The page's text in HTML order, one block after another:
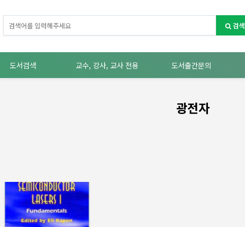
검색
도서검색 교수, 강사, 교사 전용 도서출간문의
광전자